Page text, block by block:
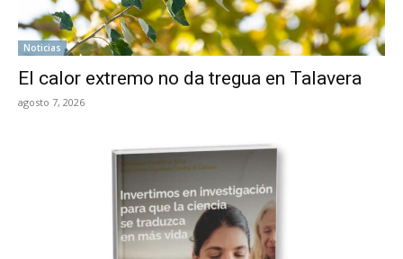
Noticias
El calor extremo no da tregua en Talavera
agosto 7, 2026